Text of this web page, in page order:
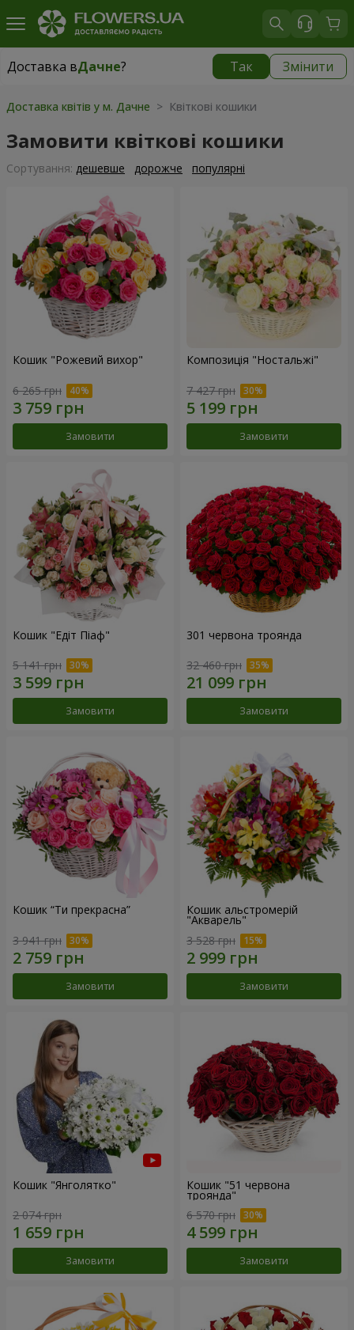
Доставка вДачне? Так Змінити
Доставка вДачне|
Доставка квітів у м. Дачне > Квіткові кошики
Замовити квіткові кошики
Сортування: дешевше дорожче популярні
Кошик "Рожевий вихор"
6 265 грн
Замовити
Композиція "Ностальжі"
7 427 грн
Замовити
Кошик "Едіт Піаф"
5 141 грн
Замовити
301 червона троянда
32 460 грн
Замовити
Кошик “Ти прекрасна”
3 941 грн
Замовити
Кошик альстромерій
"Акварель"
3 528 грн
Замовити
Кошик "Янголятко"
2 074 грн
Замовити
Кошик "51 червона
троянда"
6 570 грн
Замовити